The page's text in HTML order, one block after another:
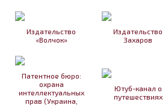
Издательство
«Волчок»
Издательство
Захаров
Патентное бюро:
охрана
интеллектуальных
прав (Украина,
Ютуб-канал о
путешествиях